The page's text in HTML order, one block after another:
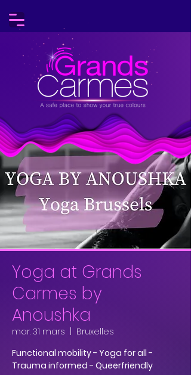
Yoga at Grands
Carmes by
Anoushka
mar. 31 mars
Bruxelles
Functional mobility - Yoga for all -
Trauma informed - Queerfriendly